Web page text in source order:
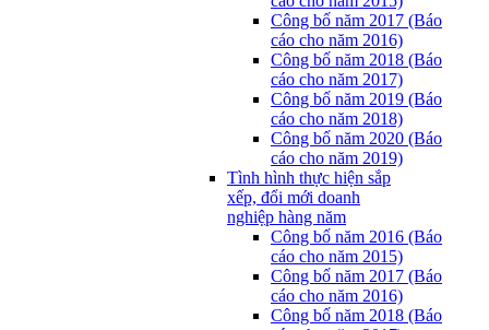
Công bố năm 2017 (Báo
cáo cho năm 2016)
Công bố năm 2018 (Báo
cáo cho năm 2017)
Công bố năm 2019 (Báo
cáo cho năm 2018)
Công bố năm 2020 (Báo
cáo cho năm 2019)
Tình hình thực hiện sắp
xếp, đổi mới doanh
nghiệp hàng năm
Công bố năm 2016 (Báo
cáo cho năm 2015)
Công bố năm 2017 (Báo
cáo cho năm 2016)
Công bố năm 2018 (Báo